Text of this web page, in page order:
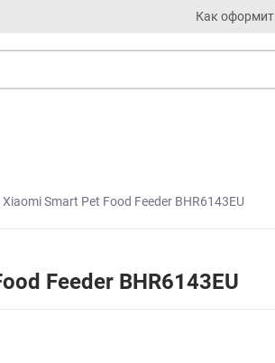
Как
Smart Pet Food Feeder BHR6143EU
Feeder BHR6143EU